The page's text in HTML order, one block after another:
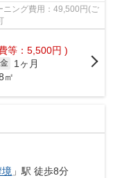
ニング費用：49,500円(ご
等：5,500円 )
1ヶ月
㎡
境 」駅 徒歩8分